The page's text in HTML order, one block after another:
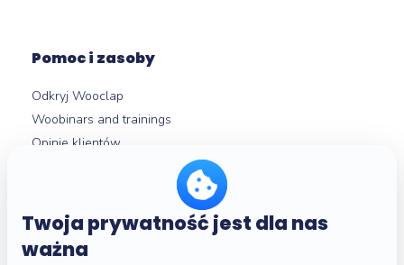
Twoja prywatność jest dla nas
ważna
Pomoc i zasoby
Odkryj Wooclap
Woobinars and trainings
Opinie klientów
Centrum pomocy